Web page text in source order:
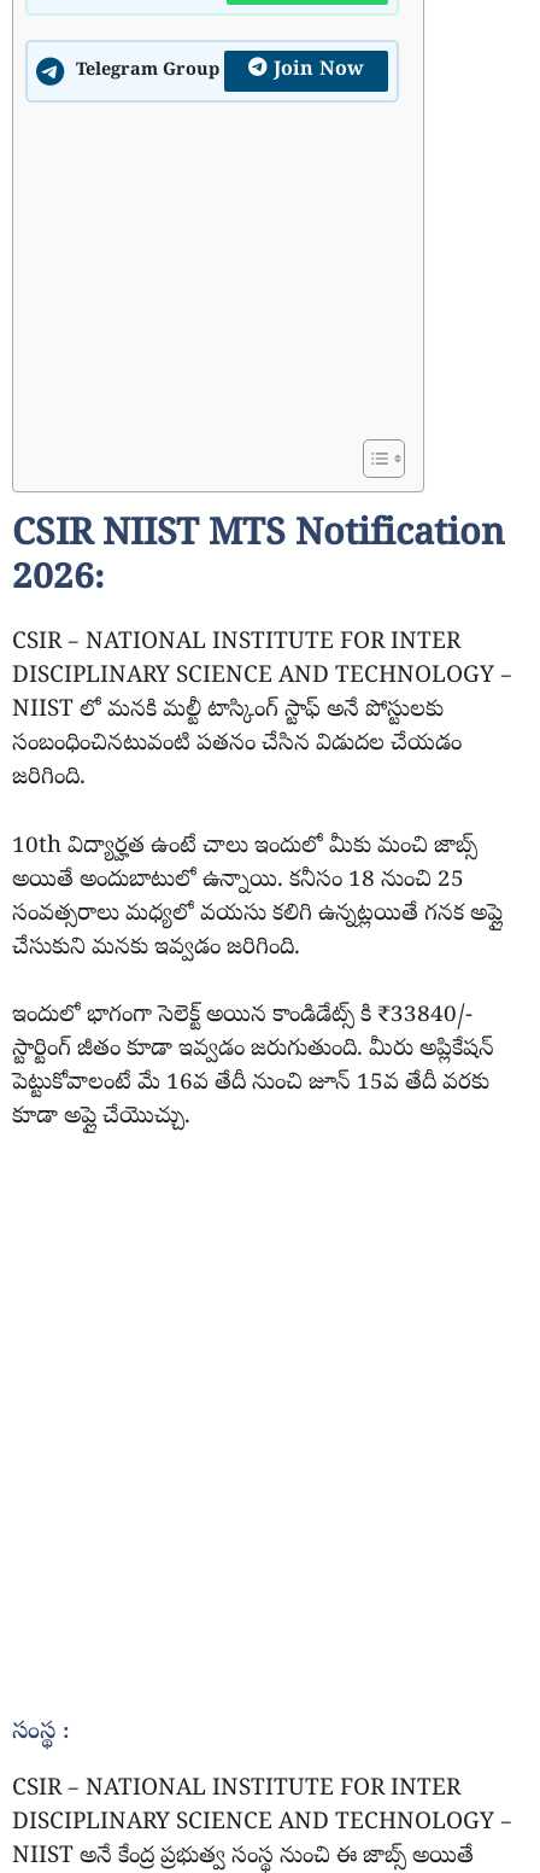
Telegram Group Join Now
CSIR NIIST MTS Notification
2026:
CSIR – NATIONAL INSTITUTE FOR INTER
DISCIPLINARY SCIENCE AND TECHNOLOGY –
NIIST లో మనకి మల్టీ టాస్కింగ్ స్టాఫ్ అనే పోస్టులకు
సంబంధించినటువంటి పతనం చేసిన విడుదల చేయడం
జరిగింది.
10th విద్యార్హత ఉంటే చాలు ఇందులో మీకు మంచి జాబ్స్
అయితే అందుబాటులో ఉన్నాయి. కనీసం 18 నుంచి 25
సంవత్సరాలు మధ్యలో వయసు కలిగి ఉన్నట్లయితే గనక అప్లై
చేసుకుని మనకు ఇవ్వడం జరిగింది.
ఇందులో భాగంగా సెలెక్ట్ అయిన కాండిడేట్స్ కి ₹33840/-
స్టార్టింగ్ జీతం కూడా ఇవ్వడం జరుగుతుంది. మీరు అప్లికేషన్
పెట్టుకోవాలంటే మే 16వ తేదీ నుంచి జూన్ 15వ తేదీ వరకు
కూడా అప్లై చేయొచ్చు.
సంస్థ :
CSIR – NATIONAL INSTITUTE FOR INTER
DISCIPLINARY SCIENCE AND TECHNOLOGY –
NIIST అనే కేంద్ర ప్రభుత్వ సంస్థ నుంచి ఈ జాబ్స్ అయితే